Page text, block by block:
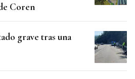
Coren
grave tras una